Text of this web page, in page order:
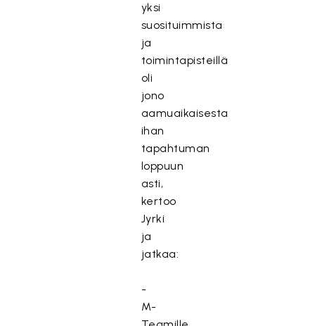
yksi
suosituimmista
ja
toimintapisteillä
oli
jono
aamuaikaisesta
ihan
tapahtuman
loppuun
asti,
kertoo
Jyrki
ja
jatkaa:
-
M-